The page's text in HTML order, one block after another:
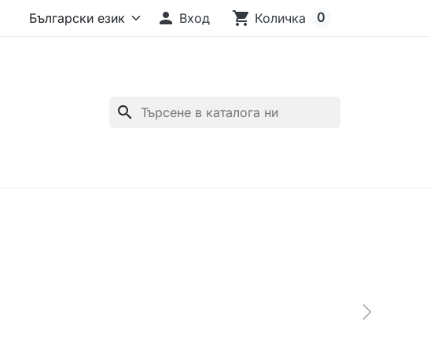
 Вход shopping_cart Количка 0
search